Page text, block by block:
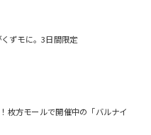
ずモに。3日間限定
枚方モールで開催中の「バルナイ